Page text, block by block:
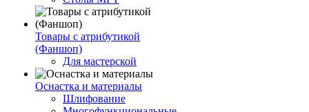
Товары с атрибутикой
(Фаншоп)
Для мастерской
Оснастка и материалы
Шлифование